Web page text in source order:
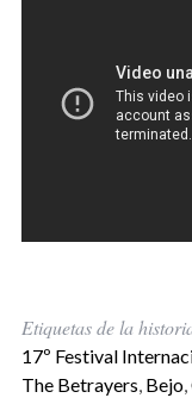
Etiquetas de la
17º Festival
The Betrayers, Bejo,